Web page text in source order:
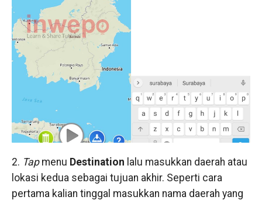
2. Tapmenu Destination lalu masukkan daerah atau
lokasi kedua sebagai tujuan akhir. Seperti cara
pertama kalian tinggal masukkan nama daerah yang